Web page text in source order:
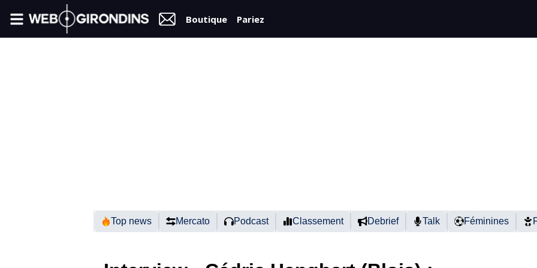
Boutique Pariez
Top news Mercato Podcast Classement Debrief Talk Féminines